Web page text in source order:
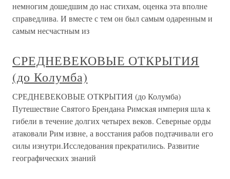
немногим дошедшим до нас стихам, оценка эта вполне
справедлива. И вместе с тем он был самым одаренным и
самым несчастным из
СРЕДНЕВЕКОВЫЕ ОТКРЫТИЯ
(до Колумба)
СРЕДНЕВЕКОВЫЕ ОТКРЫТИЯ (до Колумба)
Путешествие Святого Брендана Римская империя шла к
гибели в течение долгих четырех веков. Северные орды
атаковали Рим извне, а восстания рабов подтачивали его
силы изнутри.Исследования прекратились. Развитие
географических знаний